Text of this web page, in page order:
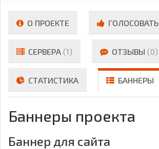
О ПРОЕКТЕ ГОЛОСОВАТЬ
СЕРВЕРА (1) ОТЗЫВЫ (0)
СТАТИСТИКА БАННЕРЫ
Баннеры проекта
Баннер для сайта